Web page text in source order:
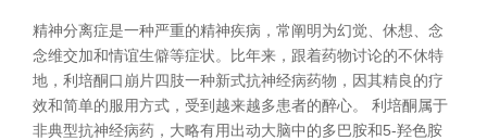
精神分离症是一种严重的精神疾病，常阐明为幻觉、休想、念
念维交加和情谊生僻等症状。比年来，跟着药物讨论的不休特
地，利培酮口崩片四肢一种新式抗神经病药物，因其精良的疗
效和简单的服用方式，受到越来越多患者的醉心。 利培酮属于
非典型抗神经病药，大略有用出动大脑中的多巴胺和5-羟色胺